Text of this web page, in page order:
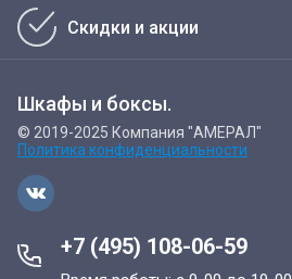
Скидки и акции
Шкафы и боксы.
© 2019-2025 Компания "АМЕРАЛ"
Политика конфиденциальности
+7 (495) 108-06-59